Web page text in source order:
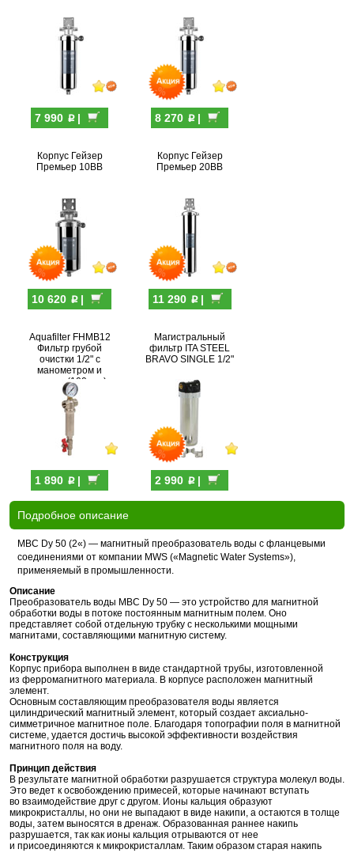
7 990 p| 8 270 p|
Корпус Гейзер
Премьер 10BB
10 620 p|
Корпус Гейзер
Премьер 20BB
11 290 p|
Aquafilter FHMB12
Фильтр грубой
очистки 1/2" с
манометром и
краном (100мкм)
1 890 p|
Магистральный
фильтр ITA STEEL
BRAVO SINGLE 1/2"
2 990 p|
Подробное описание
МВС Dy 50 (2«) — магнитный преобразователь воды с фланцевыми
соединениями от компании MWS («Magnetic Water Systems»),
применяемый в промышленности.
Описание
Преобразователь воды МВС Dy 50 — это устройство для магнитной
обработки воды в потоке постоянным магнитным полем. Оно
представляет собой отдельную трубку с несколькими мощными
магнитами, составляющими магнитную систему.
Конструкция
Корпус прибора выполнен в виде стандартной трубы, изготовленной
из ферромагнитного материала. В корпусе расположен магнитный
элемент.
Основным составляющим преобразователя воды является
цилиндрический магнитный элемент, который создает аксиально-
симметричное магнитное поле. Благодаря топографии поля в магнитной
системе, удается достичь высокой эффективности воздействия
магнитного поля на воду.
Принцип действия
В результате магнитной обработки разрушается структура молекул воды.
Это ведет к освобождению примесей, которые начинают вступать
во взаимодействие друг с другом. Ионы кальция образуют
микрокристаллы, но они не выпадают в виде накипи, а остаются в толще
воды, затем выносятся в дренаж. Образованная раннее накипь
разрушается, так как ионы кальция отрываются от нее
и присоединяются к микрокристаллам. Таким образом старая накипь